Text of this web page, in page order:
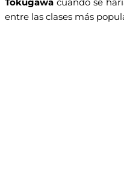
Tokugawa cuando se
entre las clases más